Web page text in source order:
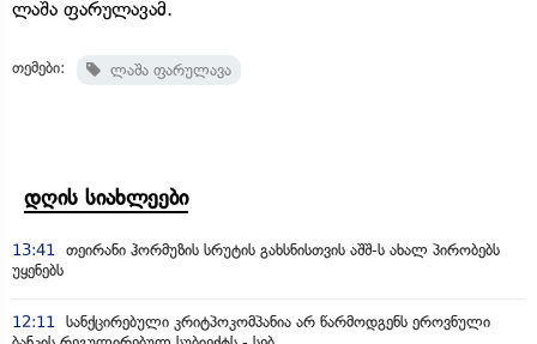
ლაშა ფარულავამ.
თემები: ლაშა ფარულავა
დღის სიახლეები
13:41
თეირანი ჰორმუზის სრუტის გახსნისთვის აშშ-ს ახალ პირობებს
უყენებს
12:11
სანქცირებული კრიტპოკომპანია არ წარმოდგენს ეროვნული